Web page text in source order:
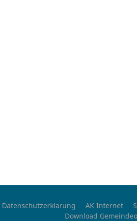
Datenschutzerklärung AK Internet
Download